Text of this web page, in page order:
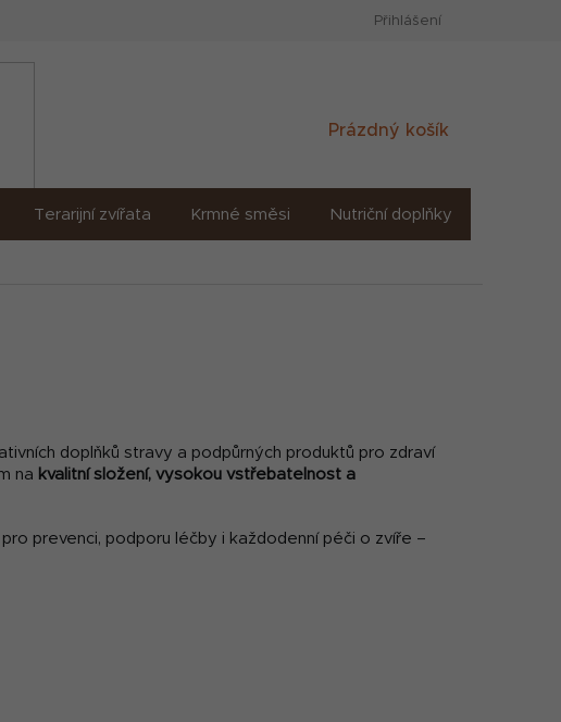
(AI) Přihlášení
Nákupní
Prázdný košík
Terarijní zvířata Krmné směsi Nutriční doplňky
doplňků stravy a podpůrných produktů pro zdraví
na kvalitní složení, vysokou vstřebatelnost a
prevenci, podporu léčby i každodenní péči o zvíře –